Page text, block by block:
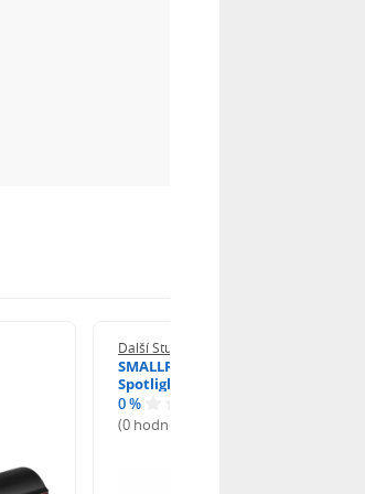
Další Studiová světla
SMALLRIG 6376 SP Air
Spotlight
0 %
(0 hodnocení)